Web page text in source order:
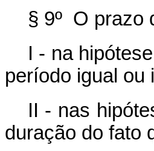
§ 9º O prazo
I - na
período igual ou
II - nas
duração do fato